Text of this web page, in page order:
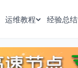
运维教程 经验总结